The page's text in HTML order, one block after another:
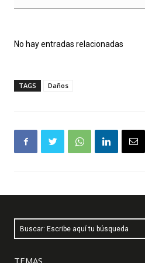
No hay entradas relacionadas
TAGS Daños
Buscar: Escribe aquí tu búsqueda